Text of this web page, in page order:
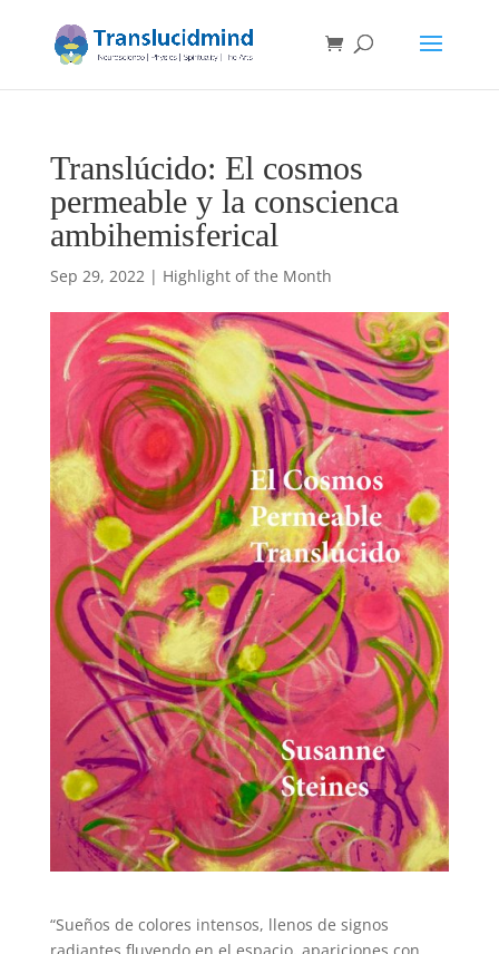
Translúcido: El cosmos
permeable y la conscienca
ambihemisferical
Sep 29, 2022| Highlight of the Month
“Sueños de colores intensos, llenos de signos